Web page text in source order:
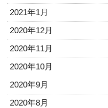
2021年1月
2020年12月
2020年11月
2020年10月
2020年9月
2020年8月